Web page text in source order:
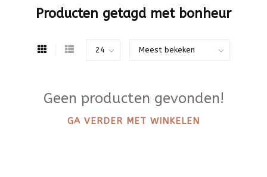
Producten getagd met bonheur
Geen producten gevonden!
GA VERDER MET WINKELEN